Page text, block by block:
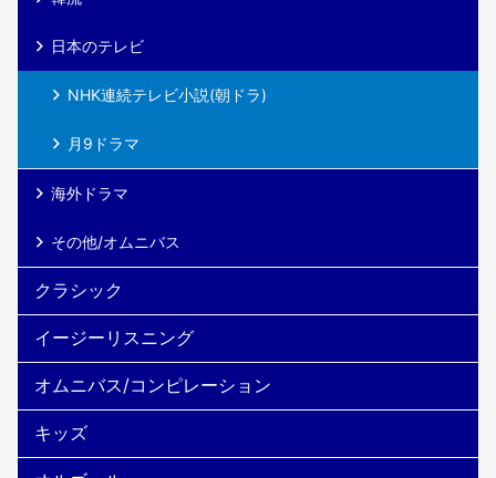
日本のテレビ
NHK連続テレビ小説(朝ドラ)
月9ドラマ
海外ドラマ
その他/オムニバス
クラシック
イージーリスニング
オムニバス/コンピレーション
キッズ